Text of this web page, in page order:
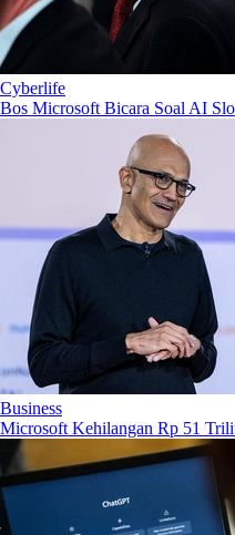
Cyberlife
Bos Microsoft Bicara Soal AI
Business
Microsoft Kehilangan Rp 51